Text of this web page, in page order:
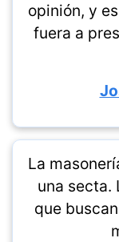
opinión, y
fuera a
La
una secta.
que